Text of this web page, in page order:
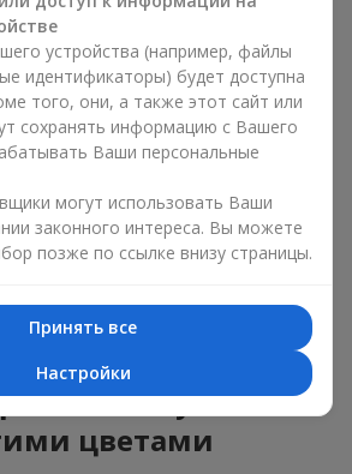
побегами нежной зелени.
подсолнухи — сезонные цветы,
только в период цветения.
букет с
с подсолнухами подчёркивает
гамму яркого цветка.
стебли создают чёткий силуэт
для торжественных событий, так и
подарок на каждый день.
букеты с
цветами
устройства (например, файлы
идентификаторы) будет доступна
того, они, а также этот сайт или
сохранять информацию с Вашего
Ваши персональные
могут использовать Ваши
законного интереса. Вы можете
позже по ссылке внизу страницы.
Принять все
Настройки